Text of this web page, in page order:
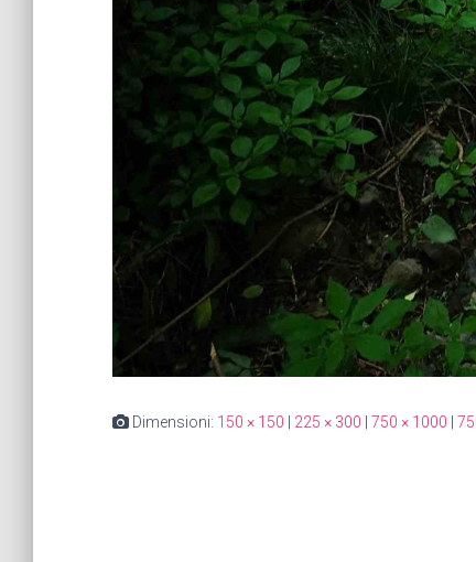
Dimensioni: 150 × 150 225 × 300 750 × 1000